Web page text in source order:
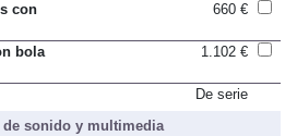
con
660 €
bola
1.102 €
De serie
de sonido y multimedia